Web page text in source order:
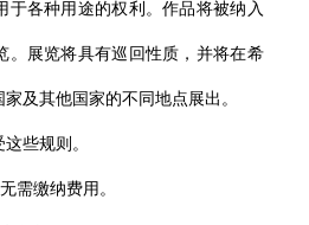
于各种用途的权利。作品将被纳入
。展览将具有巡回性质，并将在希
及其他国家的不同地点展出。
些规则。
需缴纳费用。